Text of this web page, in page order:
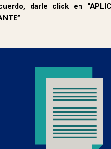
darle click en